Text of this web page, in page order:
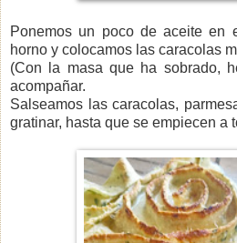
Ponemos un poco de aceite en
horno y colocamos las caracolas
(Con la masa que ha sobrado,
acompañar.
Salseamos las caracolas,
gratinar, hasta que se empiecen a